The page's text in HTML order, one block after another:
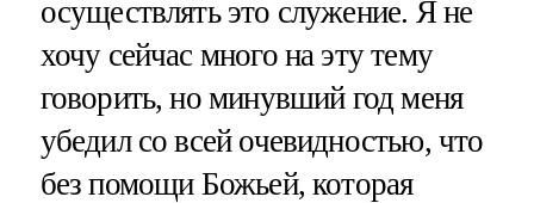
осуществлять это служение. Я не
хочу сейчас много на эту тему
говорить, но минувший год меня
убедил со всей очевидностью, что
без помощи Божьей, которая